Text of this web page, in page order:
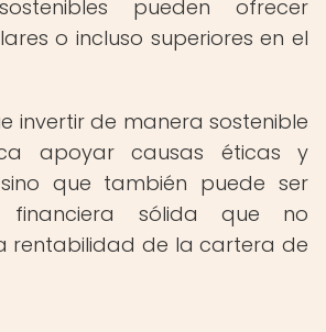
pueden ofrecer
o incluso superiores en el
invertir de manera sostenible
apoyar causas éticas y
sino que también puede ser
financiera sólida que no
rentabilidad de la cartera de